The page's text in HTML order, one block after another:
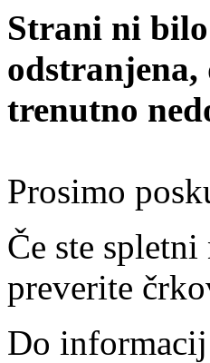
Strani ni
odstranjena,
trenutno
Prosimo
Če ste
preverite
Do